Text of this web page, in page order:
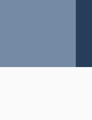
oldalra ugrik)
oldalra ugrik)